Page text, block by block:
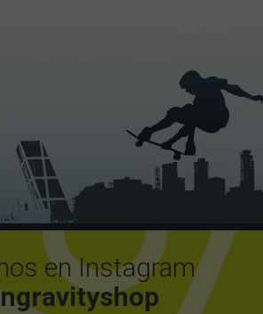
en Instagram